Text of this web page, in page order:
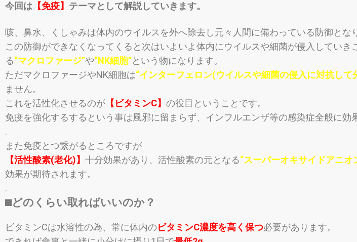
今回は 【免疫】 テーマとして解説していきます。
咳、鼻水、 くしゃみは体内のウイルスを外へ除去し元々人間に備わっている防御とな
この防御ができなくなってくると次はいよいよ体内にウイルスや細菌が侵入していき
る“マクロファージ”や“NK細胞”という物になります。
ただマクロファージやNK細胞は“インターフェロン(ウイルスや細菌の侵入に対抗して
ません。
これを活性化させるのが 【ビタミンC】 の役目ということです。
免疫を強化するするという事は風邪に留まらず、 インフルエンザ等の感染症全般に効
.
また免疫とつ繋がるところですが
【活性酸素(老化)】 十分効果があり、活性酸素の元となる“スーパーオキサイドアニオ
効果が期待されます。
.
⬛︎どのくらい取ればいいのか？
ビタミンCは水溶性の為、 常に体内のビタミンC濃度を高く保つ必要があります。